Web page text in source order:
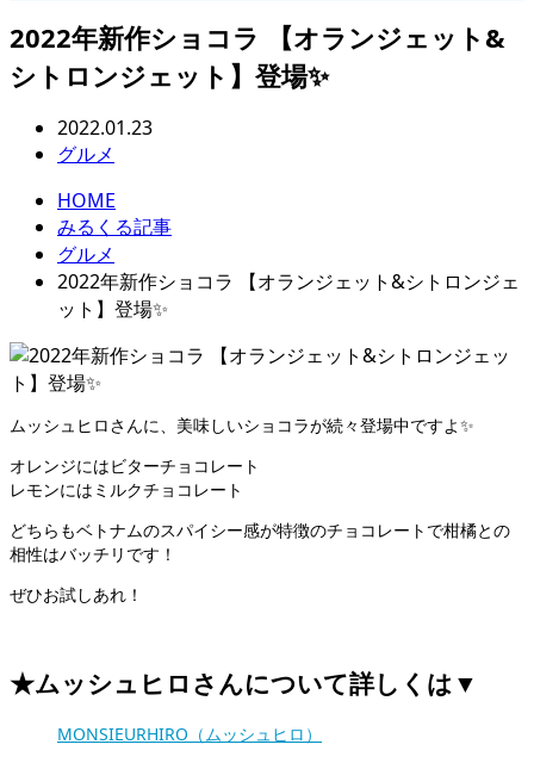
2022年新作ショコラ 【オランジェット&
シトロンジェット】登場✨
2022.01.23
グルメ
HOME
みるくる記事
グルメ
2022年新作ショコラ 【オランジェット&シトロンジェ
ット】登場✨
ムッシュヒロさんに、美味しいショコラが続々登場中ですよ✨
オレンジにはビターチョコレート
レモンにはミルクチョコレート
どちらもベトナムのスパイシー感が特徴のチョコレートで柑橘との
相性はバッチリです！
ぜひお試しあれ！
★ムッシュヒロさんについて詳しくは▼
MONSIEURHIRO（ムッシュヒロ）